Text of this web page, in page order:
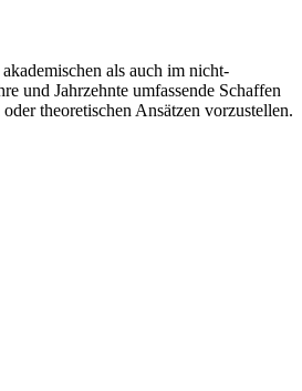
als auch im nicht-
und Jahrzehnte umfassende Schaffen
theoretischen Ansätzen vorzustellen.